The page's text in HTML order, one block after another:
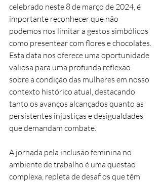
celebrado neste 8 de março de 2024, é
importante reconhecer que não
podemos nos limitar a gestos simbólicos
como presentear com flores e chocolates.
Esta data nos oferece uma oportunidade
valiosa para uma profunda reflexão
sobre a condição das mulheres em nosso
contexto histórico atual, destacando
tanto os avanços alcançados quanto as
persistentes injustiças e desigualdades
que demandam combate.
A jornada pela inclusão feminina no
ambiente de trabalho é uma questão
complexa, repleta de desafios que têm